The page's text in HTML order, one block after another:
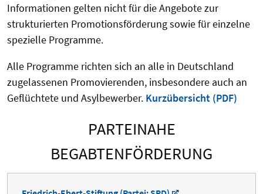
Informationen gelten nicht für die Angebote zur
strukturierten Promotionsförderung sowie für einzelne
spezielle Programme.
Alle Programme richten sich an alle in Deutschland
zugelassenen Promovierenden, insbesondere auch an
Geflüchtete und Asylbewerber. Kurzübersicht (PDF)
PARTEINAHE
BEGABTENFÖRDERUNG